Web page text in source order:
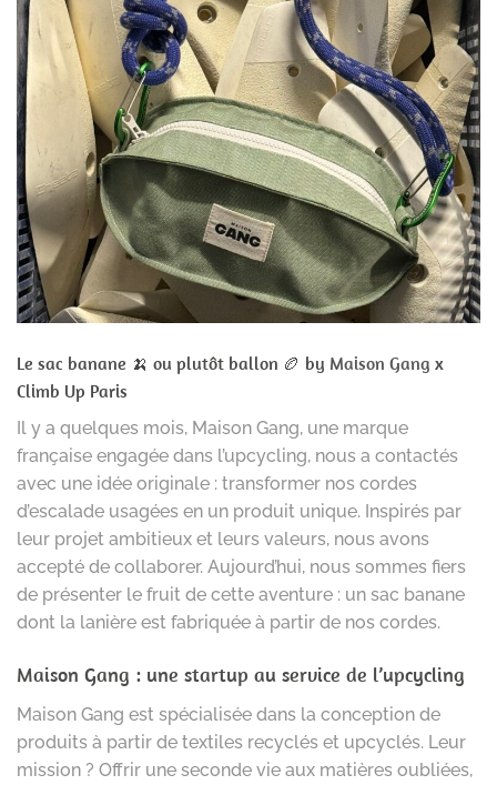
Le sac banane 🍌 ou plutôt ballon 🏉 by Maison Gang x
Climb Up Paris
Il y a quelques mois, Maison Gang, une marque
française engagée dans l’upcycling, nous a contactés
avec une idée originale : transformer nos cordes
d’escalade usagées en un produit unique. Inspirés par
leur projet ambitieux et leurs valeurs, nous avons
accepté de collaborer. Aujourd’hui, nous sommes fiers
de présenter le fruit de cette aventure : un sac banane
dont la lanière est fabriquée à partir de nos cordes.
Maison Gang : une startup au service de l’upcycling
Maison Gang est spécialisée dans la conception de
produits à partir de textiles recyclés et upcyclés. Leur
mission ? Offrir une seconde vie aux matières oubliées,